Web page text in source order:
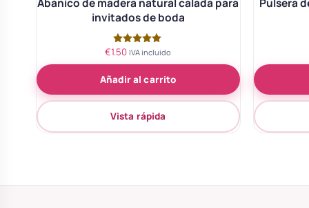
invitados de boda
Valorado
de 5
€1.50 IVA incluido
Añadir al carrito
Vista rápida